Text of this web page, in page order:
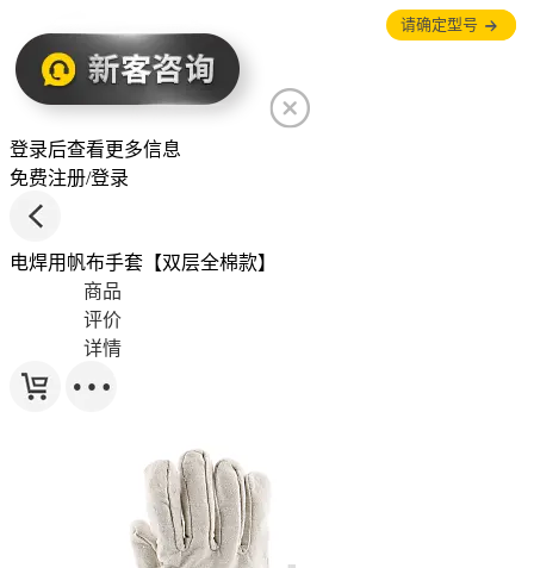
登录后查看更多信息
免费注册/登录
电焊用帆布手套【双层全棉款】
商品
评价
详情
重选
请确定型号